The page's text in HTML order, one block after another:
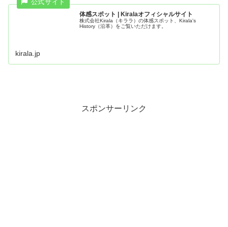
体感スポット | Kiralaオフィシャルサイト
株式会社Kirala（キララ）の体感スポット、Kirala's
History（沿革）をご覧いただけます。
kirala.jp
スポンサーリンク